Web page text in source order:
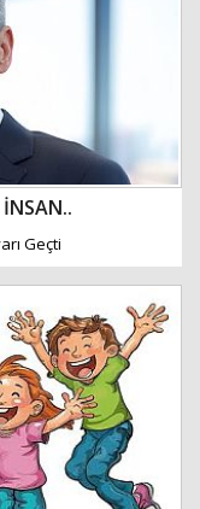
Geçti